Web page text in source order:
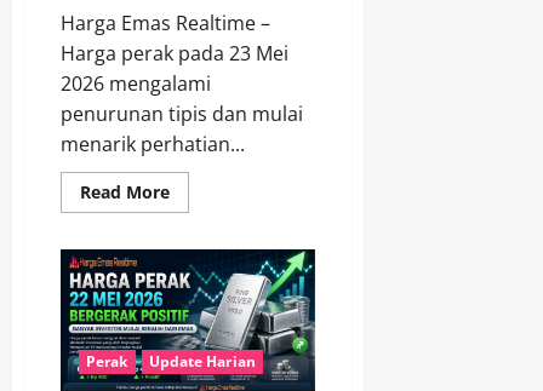
Harga Emas Realtime –
Harga perak pada 23 Mei
2026 mengalami
penurunan tipis dan mulai
menarik perhatian...
Read MoreRead
more
Perak
23
Mei
Turun
Tipis,
Investor
Pantau
Peluang
Perak Update Harian